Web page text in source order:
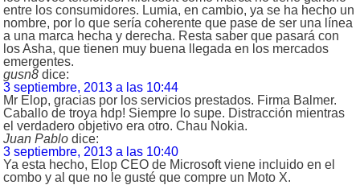
entre los consumidores. Lumia, en cambio, ya se ha hecho un
nombre, por lo que sería coherente que pase de ser una línea
a una marca hecha y derecha. Resta saber que pasará con
los Asha, que tienen muy buena llegada en los mercados
emergentes.
gusn8 dice:
3 septiembre, 2013 a las 10:44
Mr Elop, gracias por los servicios prestados. Firma Balmer.
Caballo de troya hdp! Siempre lo supe. Distracción mientras
el verdadero objetivo era otro. Chau Nokia.
Juan Pablo dice:
3 septiembre, 2013 a las 10:40
Ya esta hecho, Elop CEO de Microsoft viene incluido en el
combo y al que no le gusté que compre un Moto X.